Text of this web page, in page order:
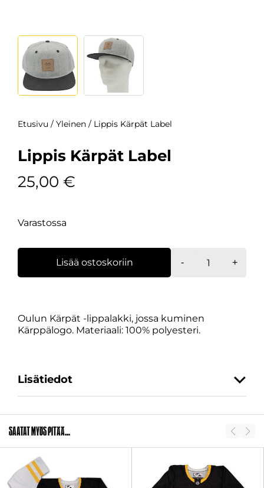
Etusivu / Yleinen / Lippis Kärpät Label
Lippis Kärpät Label
25,00 €
Varastossa
-
Lippis
+
Lisää ostoskoriin
Oulun Kärpät -lippalakki, jossa kuminen
Kärppälogo. Materiaali: 100% polyesteri.
Lisätiedot
SKU 2011294
Saatat myös pitää...